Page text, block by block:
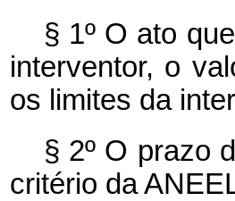
§ 1º O ato
interventor, o
os limites da
§ 2º O prazo
critério da